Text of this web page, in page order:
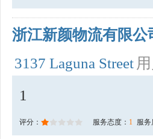
浙江新颜物流有限公
3137 Laguna Street
1
评分： 服务态度： 1 服务